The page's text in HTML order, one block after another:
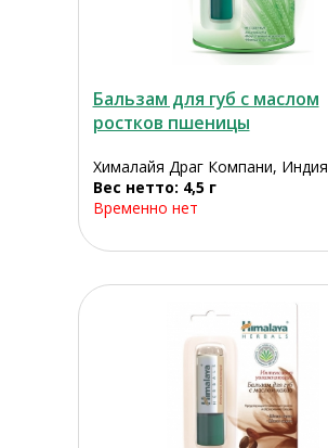
Бальзам для губ с маслом
ростков пшеницы
Хималайя Драг Компани, Индия
Вес нетто: 4,5 г
Временно нет